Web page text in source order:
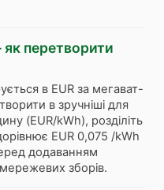
перетворити
в EUR за мегават-
в зручніші для
(EUR/kWh), розділіть
EUR 0,075 /kWh
додаванням
мережевих зборів.